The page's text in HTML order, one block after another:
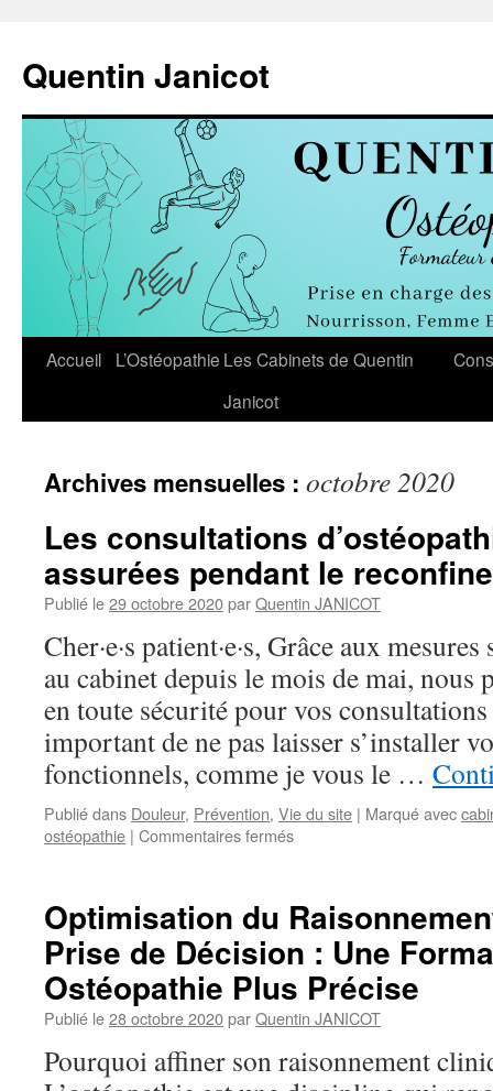
contenu
Quentin Janicot
Accueil L’Ostéopathie Les Cabinets de Quentin
Janicot
Archives mensuelles : octobre 2020
Les consultations
assurées pendant le
Publié le29 octobre 2020parQuentin JANICOT
Cher·e·s patient·e·s, Grâce aux
au cabinet depuis le mois de mai, nous
en toute sécurité pour vos
important de ne pas laisser s’installer
fonctionnels, comme je vous le …
Publié dans Douleur, Prévention, Vie du site | Marqué avec
ostéopathie | Commentaires ferméssur
restent
assurées
pendant
le
reconfinement.
Optimisation du
Prise de Décision : Une
Ostéopathie Plus Précise
Publié le28 octobre 2020parQuentin JANICOT
Pourquoi affiner son raisonnement